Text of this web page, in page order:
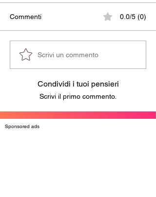
Commenti 0.0/5 (0)
Scrivi un commento
Condividi i tuoi pensieri
Scrivi il primo commento.
Sponsored ads